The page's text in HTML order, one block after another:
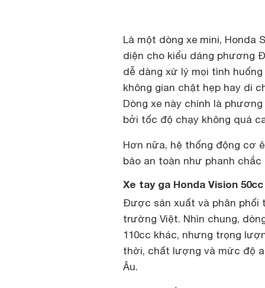
Là một dòng xe mini, Honda
diện cho kiểu dáng phương
dễ dàng xử lý mọi tình
không gian chật hẹp hay di
Dòng xe này chính là
bởi tốc độ chạy không quá
Hơn nữa, hệ thống động cơ
bảo an toàn như phanh
Xe tay ga Honda Vision 50cc
Được sản xuất và phân phối
trường Việt. Nhìn chung,
110cc khác, nhưng trọng
thời, chất lượng và mức độ
Âu.